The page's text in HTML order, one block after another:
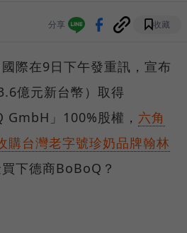
分享 收藏
際在9日下午發重訊，宣布
億元新台幣）取得
GmbH」100%股權， 六角
購台灣老字號珍奶品牌翰林
下德商BoBoQ？